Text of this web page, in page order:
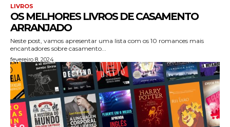
LIVROS
OS MELHORES LIVROS DE CASAMENTO
ARRANJADO
Neste post, vamos apresentar uma lista com os 10 romances mais
encantadores sobre casamento...
fevereiro 8, 2024